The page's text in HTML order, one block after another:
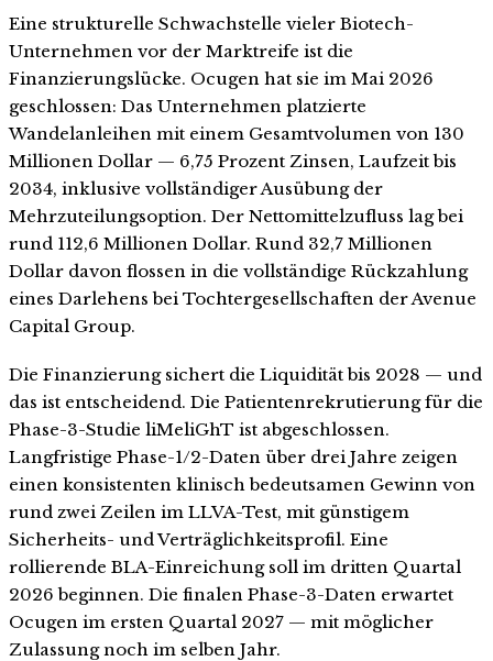
Eine strukturelle Schwachstelle vieler Biotech-
Unternehmen vor der Marktreife ist die
Finanzierungslücke. Ocugen hat sie im Mai 2026
geschlossen: Das Unternehmen platzierte
Wandelanleihen mit einem Gesamtvolumen von 130
Millionen Dollar — 6,75 Prozent Zinsen, Laufzeit bis
2034, inklusive vollständiger Ausübung der
Mehrzuteilungsoption. Der Nettomittelzufluss lag bei
rund 112,6 Millionen Dollar. Rund 32,7 Millionen
Dollar davon flossen in die vollständige Rückzahlung
eines Darlehens bei Tochtergesellschaften der Avenue
Capital Group.
Die Finanzierung sichert die Liquidität bis 2028 — und
das ist entscheidend. Die Patientenrekrutierung für die
Phase-3-Studie liMeliGhT ist abgeschlossen.
Langfristige Phase-1/2-Daten über drei Jahre zeigen
einen konsistenten klinisch bedeutsamen Gewinn von
rund zwei Zeilen im LLVA-Test, mit günstigem
Sicherheits- und Verträglichkeitsprofil. Eine
rollierende BLA-Einreichung soll im dritten Quartal
2026 beginnen. Die finalen Phase-3-Daten erwartet
Ocugen im ersten Quartal 2027 — mit möglicher
Zulassung noch im selben Jahr.